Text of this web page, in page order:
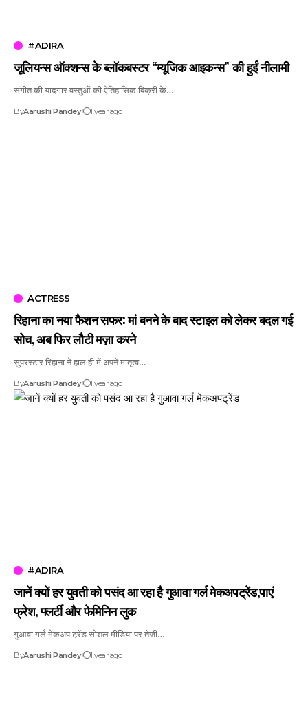
#ADIRA
जूलियन्स ऑक्शन्स के ब्लॉकबस्टर “म्यूजिक आइकन्स” की हुईं नीलामी
संगीत की यादगार वस्तुओं की ऐतिहासिक बिक्री के…
ByAarushi Pandey 1 year ago
ACTRESS
रिहाना का नया फैशन सफर: मां बनने के बाद स्टाइल को लेकर बदल गई
सोच, अब फिर लौटी मज़ा करने
सुपरस्टार रिहाना ने हाल ही में अपने मातृत्व…
ByAarushi Pandey 1 year ago
#ADIRA
जानें क्यों हर युवती को पसंद आ रहा है गुआवा गर्ल मेकअपट्रेंड,पाएं
फ्रेश, फ्लर्टी और फेमिनिन लुक
गुआवा गर्ल मेकअप ट्रेंड सोशल मीडिया पर तेजी…
ByAarushi Pandey 1 year ago